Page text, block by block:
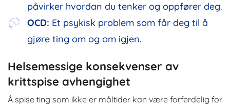
påvirker hvordan du tenker og oppfører deg.
OCD: Et psykisk problem som får deg til å
gjøre ting om og om igjen.
Helsemessige konsekvenser av
krittspise avhengighet
Å spise ting som ikke er måltider kan være forferdelig for